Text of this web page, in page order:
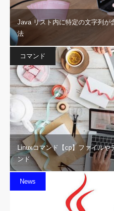
Java リスト内に特定の文字列が
法
コマンド
Linuxコマンド【cp】ファイルや
ンド
News